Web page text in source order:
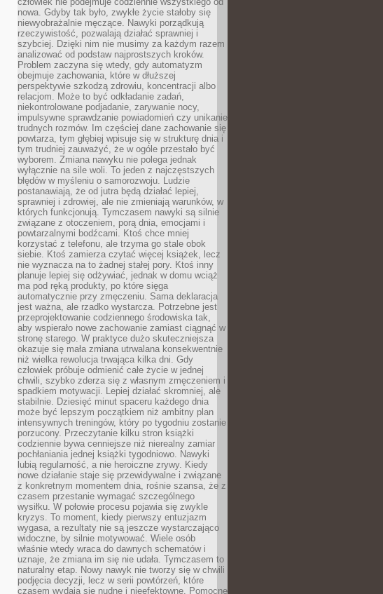
nowa. Gdyby tak było, zwykłe życie stałoby się
niewyobrażalnie męczące. Nawyki porządkują
rzeczywistość, pozwalają działać sprawniej i
szybciej. Dzięki nim nie musimy za każdym razem
analizować od podstaw najprostszych kroków.
Problem zaczyna się wtedy, gdy automatyzm
obejmuje zachowania, które w dłuższej
perspektywie szkodzą zdrowiu, koncentracji albo
relacjom. Może to być odkładanie zadań,
niekontrolowane podjadanie, zarywanie nocy,
impulsywne sprawdzanie powiadomień czy unikanie
trudnych rozmów. Im częściej dane zachowanie się
powtarza, tym głębiej wpisuje się w strukturę dnia i
tym trudniej zauważyć, że w ogóle przestało być
wyborem. Zmiana nawyku nie polega jednak
wyłącznie na sile woli. To jeden z najczęstszych
błędów w myśleniu o samorozwoju. Ludzie
postanawiają, że od jutra będą działać lepiej,
sprawniej i zdrowiej, ale nie zmieniają warunków, w
których funkcjonują. Tymczasem nawyki są silnie
związane z otoczeniem, porą dnia, emocjami i
powtarzalnymi bodźcami. Ktoś chce mniej
korzystać z telefonu, ale trzyma go stale obok
siebie. Ktoś zamierza czytać więcej książek, lecz
nie wyznacza na to żadnej stałej pory. Ktoś inny
planuje lepiej się odżywiać, jednak w domu wciąż
ma pod ręką produkty, po które sięga
automatycznie przy zmęczeniu. Sama deklaracja
jest ważna, ale rzadko wystarcza. Potrzebne jest
przeprojektowanie codziennego środowiska tak,
aby wspierało nowe zachowanie zamiast ciągnąć w
stronę starego. W praktyce dużo skuteczniejsza
okazuje się mała zmiana utrwalana konsekwentnie
niż wielka rewolucja trwająca kilka dni. Gdy
człowiek próbuje odmienić całe życie w jednej
chwili, szybko zderza się z własnym zmęczeniem i
spadkiem motywacji. Lepiej działać skromniej, ale
stabilnie. Dziesięć minut spaceru każdego dnia
może być lepszym początkiem niż ambitny plan
intensywnych treningów, który po tygodniu zostanie
porzucony. Przeczytanie kilku stron książki
codziennie bywa cenniejsze niż nierealny zamiar
pochłaniania jednej książki tygodniowo. Nawyki
lubią regularność, a nie heroiczne zrywy. Kiedy
nowe działanie staje się przewidywalne i związane
z konkretnym momentem dnia, rośnie szansa, że z
czasem przestanie wymagać szczególnego
wysiłku. W połowie procesu pojawia się zwykle
kryzys. To moment, kiedy pierwszy entuzjazm
wygasa, a rezultaty nie są jeszcze wystarczająco
widoczne, by silnie motywować. Wiele osób
właśnie wtedy wraca do dawnych schematów i
uznaje, że zmiana im się nie udała. Tymczasem to
naturalny etap. Nowy nawyk nie tworzy się w chwili
podjęcia decyzji, lecz w serii powtórzeń, które
czasem wydają się nudne i nieefektowne. Pomocne